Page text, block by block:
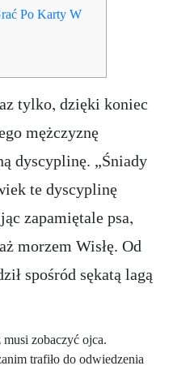
Po Karty W
tylko, dzięki koniec
mężczyznę
dyscyplinę. „Śniady
te dyscyplinę
zapamiętale psa,
morzem Wisłę. Od
spośród sękatą lagą
zobaczyć ojca.
trafiło do odwiedzenia